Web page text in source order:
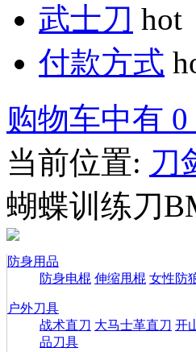
武士刀 hot
付款方式
购物车中有
当前位置: 刀
蝴蝶训练刀
防身用品
防身电棍 伸缩甩棍 女性防
户外刀具
战术直刀 大马士革直刀 开
品刀具